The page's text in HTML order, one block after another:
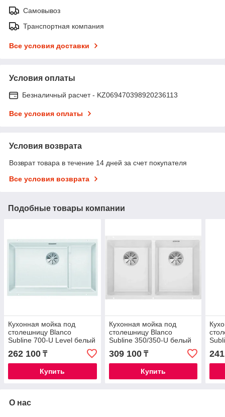
Самовывоз
Транспортная компания
Все условия доставки
Условия оплаты
Безналичный расчет - KZ069470398920236113
Все условия оплаты
Условия возврата
Возврат товара в течение 14 дней за счет покупателя
Все условия возврата
Подобные товары компании
Кухонная мойка под
столешницу Blanco
Subline 700-U Level белый
262 100 ₸
Купить
Кухонная мойка под
столешницу Blanco
Subline 350/350-U белый
309 100₸
Купить
О нас